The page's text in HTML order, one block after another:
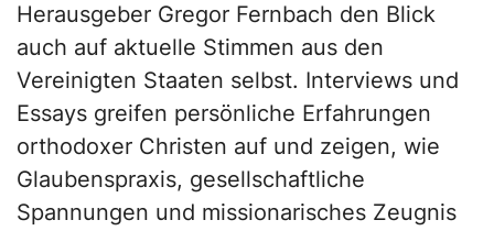
Herausgeber Gregor Fernbach den Blick
auch auf aktuelle Stimmen aus den
Vereinigten Staaten selbst. Interviews und
Essays greifen persönliche Erfahrungen
orthodoxer Christen auf und zeigen, wie
Glaubenspraxis, gesellschaftliche
Spannungen und missionarisches Zeugnis